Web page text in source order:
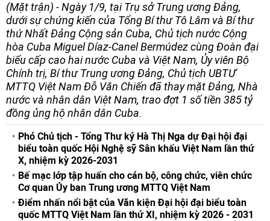
(Mặt trận) - Ngày 1/9, tại Trụ sở Trung ương Đảng,
dưới sự chứng kiến của Tổng Bí thư Tô Lâm và Bí thư
thứ Nhất Đảng Cộng sản Cuba, Chủ tịch nước Cộng
hòa Cuba Miguel Díaz-Canel Bermúdez cùng Đoàn đại
biểu cấp cao hai nước Cuba và Việt Nam, Ủy viên Bộ
Chính trị, Bí thư Trung ương Đảng, Chủ tịch UBTƯ
MTTQ Việt Nam Đỗ Văn Chiến đã thay mặt Đảng, Nhà
nước và nhân dân Việt Nam, trao đợt 1 số tiền 385 tỷ
đồng ủng hộ nhân dân Cuba.
Phó Chủ tịch - Tổng Thư ký Hà Thị Nga dự Đại hội đại
biểu toàn quốc Hội Nghệ sỹ Sân khấu Việt Nam lần thứ
X, nhiệm kỳ 2026-2031
Bế mạc lớp tập huấn cho cán bộ, công chức, viên chức
Cơ quan Ủy ban Trung ương MTTQ Việt Nam
Điểm nhấn nổi bật của Văn kiện Đại hội đại biểu toàn
quốc MTTQ Việt Nam lần thứ XI, nhiệm kỳ 2026 - 2031